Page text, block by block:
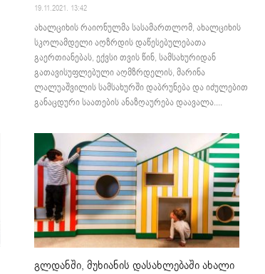
19.11.2021. 13:42
ახალციხის რაიონულმა სასამართლომ, ახალციხის
სკოლამდელი აღზრდის დაწესებულებათა
გაერთიანებას, ექვსი თვის წინ, სამსახურიდან
გათავისუფლებული აღმზრდელის, მარინა
ლალუაშვილის სამსახურში დაბრუნება და იძულებით
განაცდური საათების ანაზღაურება დაავალა....
გლდანში, მუხიანის დასახლებაში ახალი